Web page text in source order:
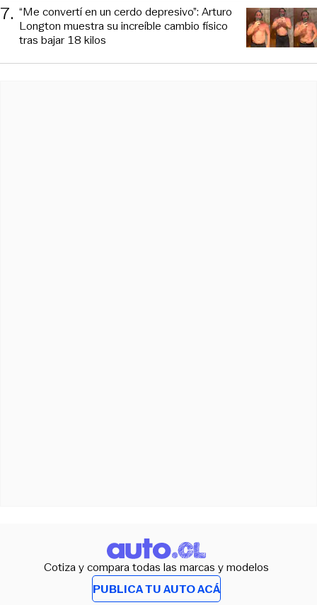
7. “Me convertí en un cerdo depresivo”: Arturo
Longton muestra su increíble cambio físico
tras bajar 18 kilos
Cotiza y compara todas las marcas y modelos
PUBLICA TU AUTO ACÁ